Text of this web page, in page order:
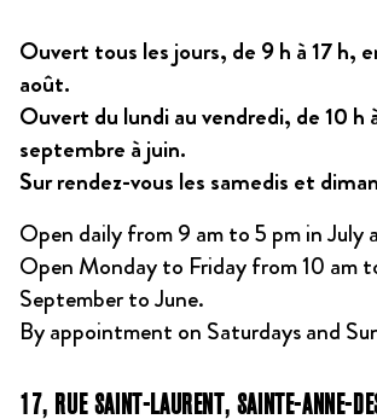
Ouvert tous les jours, de 9 h à 17 h,
août.
Ouvert du lundi au vendredi, de 10 h
septembre à juin.
Sur rendez-vous les samedis et
Open daily from 9 am to 5 pm in July
Open Monday to Friday from 10 am
September to June.
By appointment on Saturdays and
17, RUE SAINT-LAURENT, SAINTE-ANNE-